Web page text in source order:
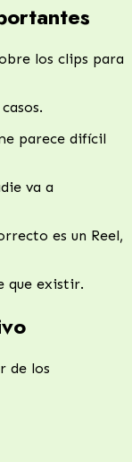
los clips para
parece difícil
va a
es un Reel,
que existir.
de los